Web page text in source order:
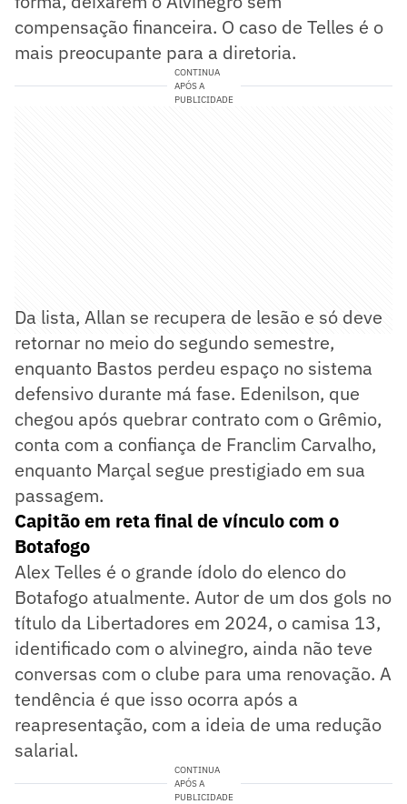
compensação financeira. O caso de Telles é o
mais preocupante para a diretoria.
CONTINUA
APÓS A
PUBLICIDADE
Da lista, Allan se recupera de lesão e só deve
retornar no meio do segundo semestre,
enquanto Bastos perdeu espaço no sistema
defensivo durante má fase. Edenilson, que
chegou após quebrar contrato com o Grêmio,
conta com a confiança de Franclim Carvalho,
enquanto Marçal segue prestigiado em sua
passagem.
Capitão em reta final de vínculo com o
Botafogo
Alex Telles é o grande ídolo do elenco do
Botafogo atualmente. Autor de um dos gols no
título da Libertadores em 2024, o camisa 13,
identificado com o alvinegro, ainda não teve
conversas com o clube para uma renovação. A
tendência é que isso ocorra após a
reapresentação, com a ideia de uma redução
salarial.
CONTINUA
APÓS A
PUBLICIDADE